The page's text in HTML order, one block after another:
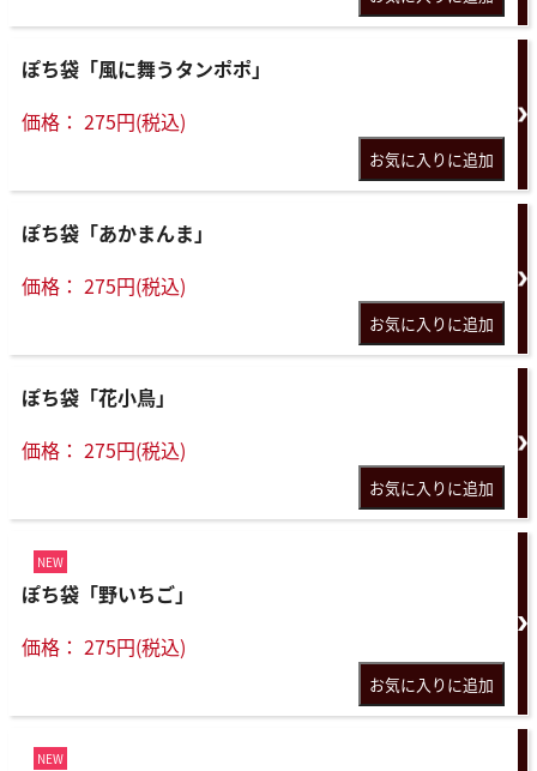
ぽち袋「風に舞うタンポポ」
価格： 275円(税込)
ぽち袋「あかまんま」
価格： 275円(税込)
ぽち袋「花小鳥」
価格： 275円(税込)
NEW
ぽち袋「野いちご」
価格： 275円(税込)
NEW